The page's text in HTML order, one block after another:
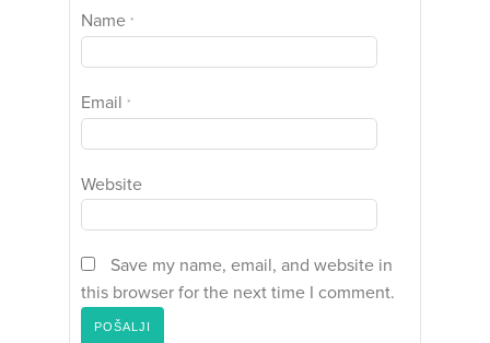
Name *
Email *
Website
Save my name, email, and website in
this browser for the next time I comment.